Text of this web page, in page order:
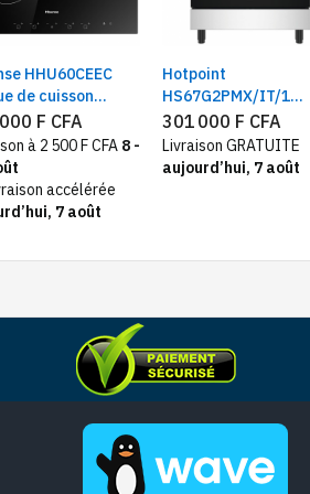
HHU60CEEC
de cuisson
4 feux,
F CFA
à 2 500 F CFA 8 -
accélérée
7 août
Hotpoint
HS67G2PMX/IT/1
Cuisinière à gaz, Four
pose libre, Gris, A+
301 000 F CFA
Livraison GRATUITE
aujourd’hui, 7 août